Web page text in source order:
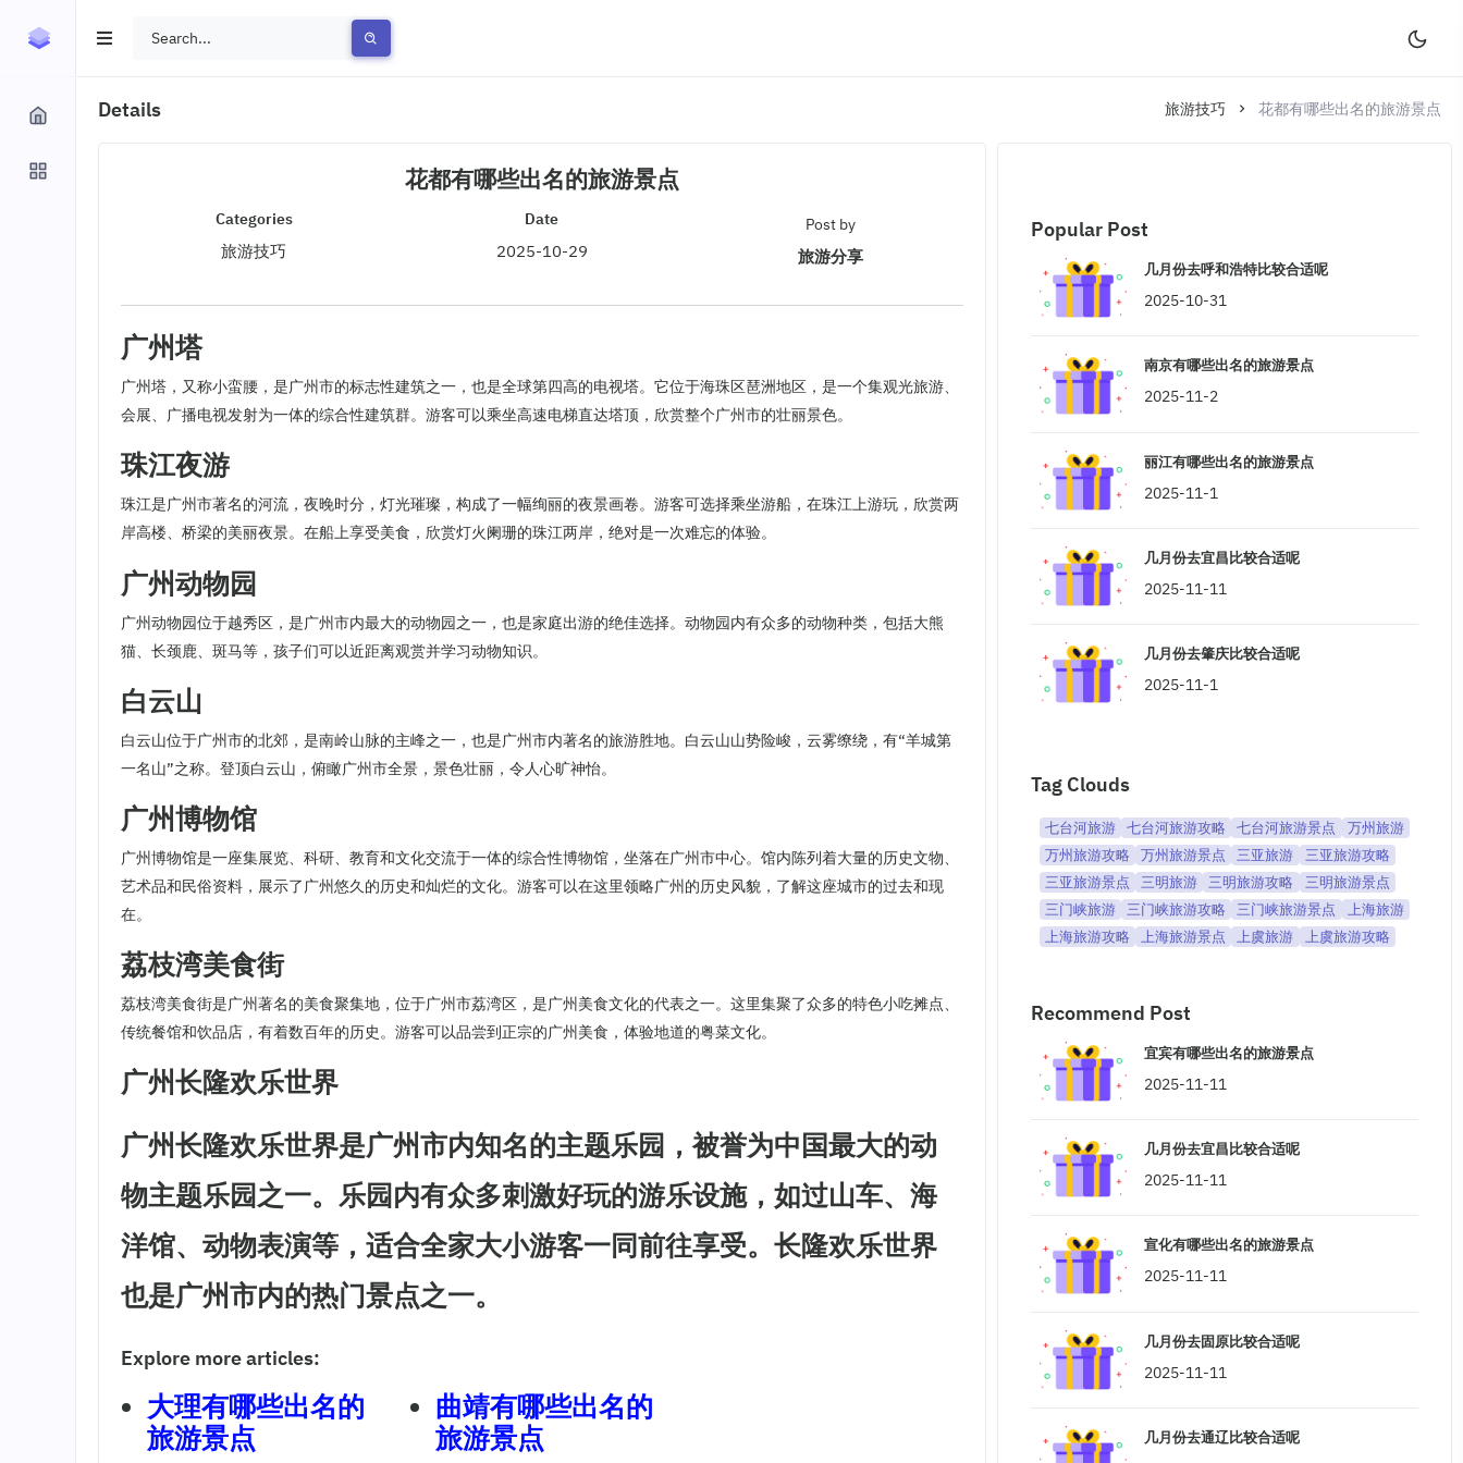
Details 旅游技巧 花都有哪些出名的旅游景点
花都有哪些出名的旅游景点
Categories
旅游技巧
Date
2025-10-29
Post by
旅游分享
广州塔
广州塔，又称小蛮腰，是广州市的标志性建筑之一，也是全球第四高的电视塔。它位于海珠区琶洲地区，是一个集观光旅游、
会展、广播电视发射为一体的综合性建筑群。游客可以乘坐高速电梯直达塔顶，欣赏整个广州市的壮丽景色。
珠江夜游
珠江是广州市著名的河流，夜晚时分，灯光璀璨，构成了一幅绚丽的夜景画卷。游客可选择乘坐游船，在珠江上游玩，欣赏两
岸高楼、桥梁的美丽夜景。在船上享受美食，欣赏灯火阑珊的珠江两岸，绝对是一次难忘的体验。
广州动物园
广州动物园位于越秀区，是广州市内最大的动物园之一，也是家庭出游的绝佳选择。动物园内有众多的动物种类，包括大熊
猫、长颈鹿、斑马等，孩子们可以近距离观赏并学习动物知识。
白云山
白云山位于广州市的北郊，是南岭山脉的主峰之一，也是广州市内著名的旅游胜地。白云山山势险峻，云雾缭绕，有“羊城第
一名山”之称。登顶白云山，俯瞰广州市全景，景色壮丽，令人心旷神怡。
广州博物馆
广州博物馆是一座集展览、科研、教育和文化交流于一体的综合性博物馆，坐落在广州市中心。馆内陈列着大量的历史文物、
艺术品和民俗资料，展示了广州悠久的历史和灿烂的文化。游客可以在这里领略广州的历史风貌，了解这座城市的过去和现
在。
荔枝湾美食街
荔枝湾美食街是广州著名的美食聚集地，位于广州市荔湾区，是广州美食文化的代表之一。这里集聚了众多的特色小吃摊点、
传统餐馆和饮品店，有着数百年的历史。游客可以品尝到正宗的广州美食，体验地道的粤菜文化。
广州长隆欢乐世界
广州长隆欢乐世界是广州市内知名的主题乐园，被誉为中国最大的动
物主题乐园之一。乐园内有众多刺激好玩的游乐设施，如过山车、海
洋馆、动物表演等，适合全家大小游客一同前往享受。长隆欢乐世界
也是广州市内的热门景点之一。
Explore more articles:
大理有哪些出名的
旅游景点
曲靖有哪些出名的
旅游景点
Popular Post
几月份去呼和浩特比较合适呢
2025-10-31
南京有哪些出名的旅游景点
2025-11-2
丽江有哪些出名的旅游景点
2025-11-1
几月份去宜昌比较合适呢
2025-11-11
几月份去肇庆比较合适呢
2025-11-1
Tag Clouds
七台河旅游 七台河旅游攻略 七台河旅游景点
万州旅游
万州旅游攻略
万州旅游景点 三亚旅游
三亚旅游攻略
三亚旅游景点
三明旅游 三明旅游攻略
三明旅游景点
三门峡旅游
三门峡旅游攻略 三门峡旅游景点
上海旅游
上海旅游攻略
上海旅游景点 上虞旅游 上虞旅游攻略
Recommend Post
宜宾有哪些出名的旅游景点
2025-11-11
几月份去宜昌比较合适呢
2025-11-11
宣化有哪些出名的旅游景点
2025-11-11
几月份去固原比较合适呢
2025-11-11
几月份去通辽比较合适呢